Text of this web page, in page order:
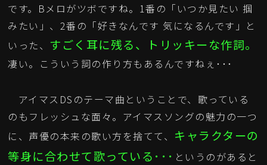
です。Bメロがツボですね。1番の「いつか見たい 掴
みたい」、2番の「好きなんです 気になるんです」と
いった、 すごく耳に残る、トリッキーな作詞。
凄い。こういう詞の作り方もあるんですねぇ･･･
アイマスDSのテーマ曲ということで、歌っている
のもフレッシュな面々。アイマスソングの魅力の一つ
に、声優の本来の歌い方を捨てて、 キャラクターの
等身に合わせて歌っている･･･ というのがあると